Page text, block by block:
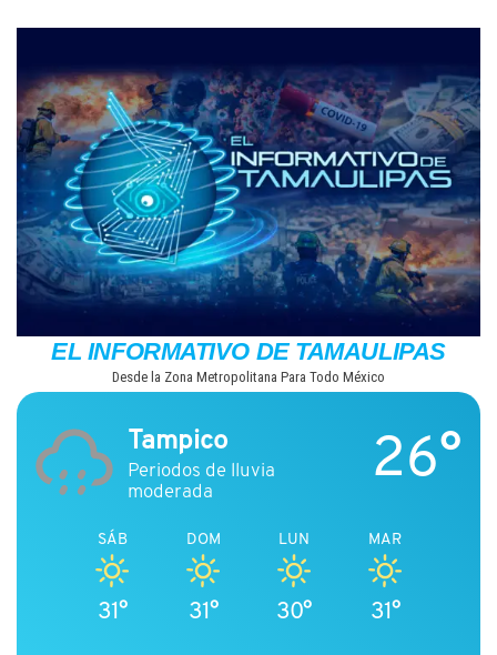
contenido
EL INFORMATIVO DE TAMAULIPAS
Desde la Zona Metropolitana Para Todo México
Tampico
Periodos de lluvia
moderada
26°
SÁB
31°
DOM
31°
LUN
30°
MAR
31°